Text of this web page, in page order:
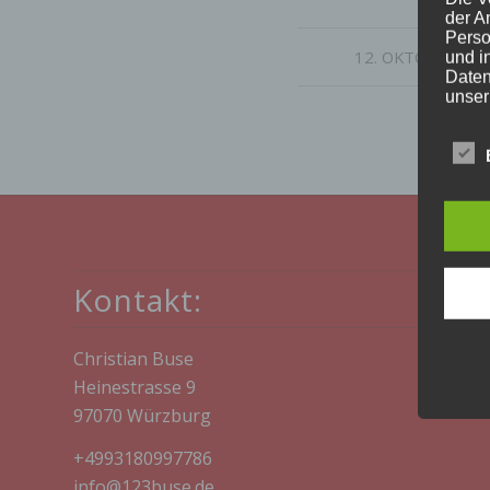
12. OKTOBER
/
Kontakt:
Christian Buse
Heinestrasse 9
97070 Würzburg
+4993180997786
der
und
Aus
Die